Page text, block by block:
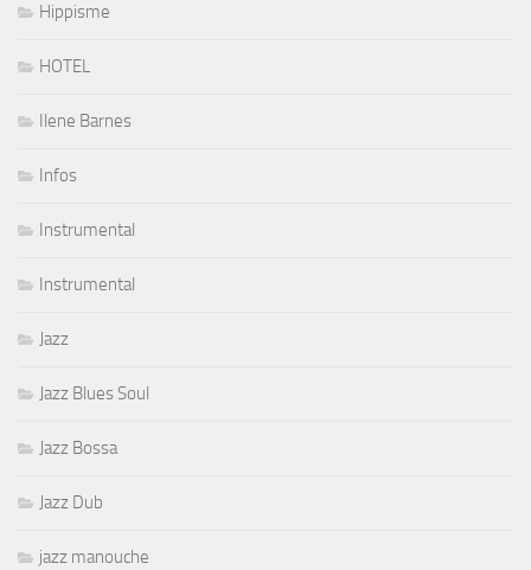
Hippisme
HOTEL
Ilene Barnes
Infos
Instrumental
Instrumental
Jazz
Jazz Blues Soul
Jazz Bossa
Jazz Dub
jazz manouche